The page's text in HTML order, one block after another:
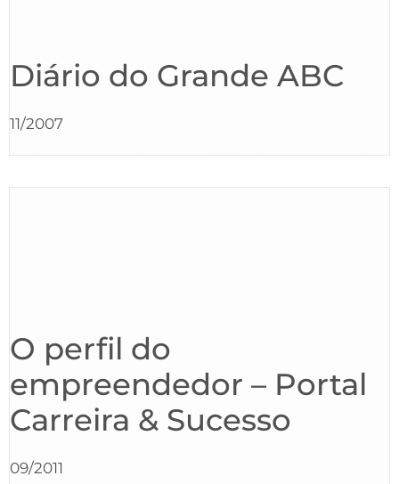
Diário do Grande ABC
11/2007
O perfil do
empreendedor – Portal
Carreira & Sucesso
09/2011